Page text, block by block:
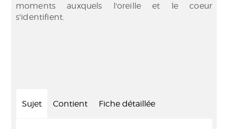
moments auxquels l'oreille et le coeur
s'identifient.
Sujet Contient Fiche détaillée